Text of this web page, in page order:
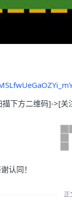
下方二维码]->[关
认同！
正